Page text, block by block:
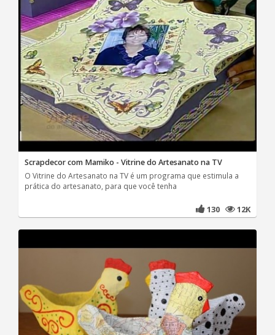
Scrapdecor com Mamiko - Vitrine do Artesanato na TV
O Vitrine do Artesanato na TV é um programa que estimula a
prática do artesanato, para que você tenha
130 12K